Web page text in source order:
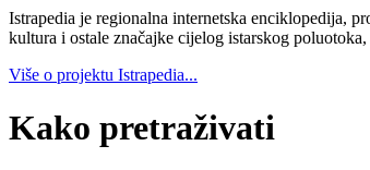
Istrapedia je regionalna internetska enciklopedija,
kultura i ostale značajke cijelog istarskog
Više o projektu Istrapedia...
Kako pretraživati